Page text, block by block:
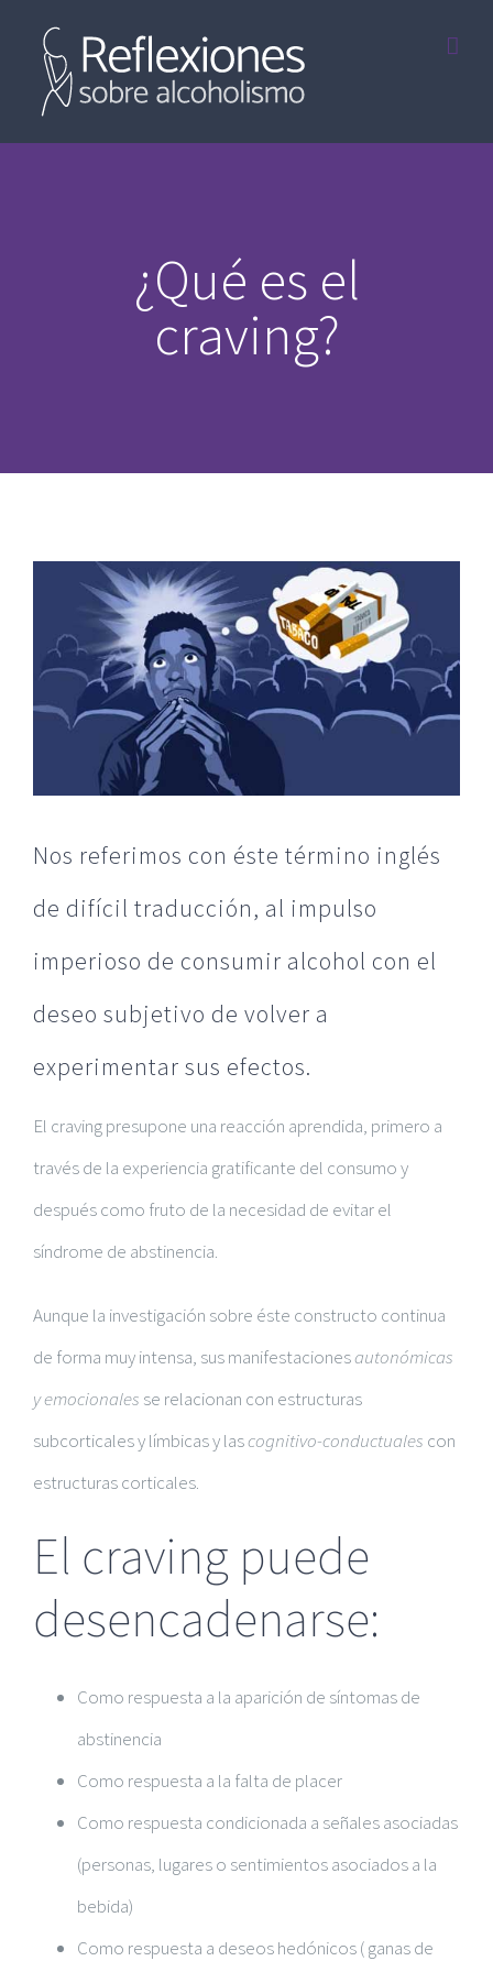
contenido
¿Qué es el
craving?
más
grande
Nos referimos con éste término inglés
de difícil traducción, al impulso
imperioso de consumir alcohol con el
deseo subjetivo de volver a
experimentar sus efectos.
El craving presupone una reacción aprendida, primero a
través de la experiencia gratificante del consumo y
después como fruto de la necesidad de evitar el
síndrome de abstinencia.
Aunque la investigación sobre éste constructo continua
de forma muy intensa, sus manifestacionesautonómicas
y emocionales se relacionan con estructuras
subcorticales y límbicas y lascognitivo-conductuales con
estructuras corticales.
El craving puede
desencadenarse:
Como respuesta a la aparición de síntomas de
abstinencia
Como respuesta a la falta de placer
Como respuesta condicionada a señales asociadas
(personas, lugares o sentimientos asociados a la
bebida)
Como respuesta a deseos hedónicos ( ganas de